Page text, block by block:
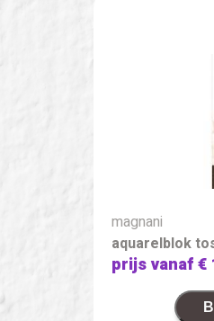
magnani
aquarelblok
prijs vanaf€